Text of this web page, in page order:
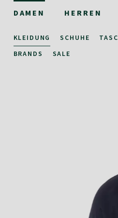
DAMEN HERREN
KLEIDUNG SCHUHE
BRANDS
SALE